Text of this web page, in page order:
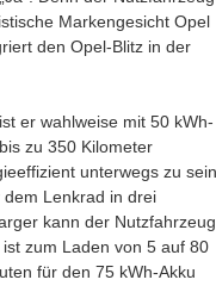
Markengesicht Opel
den Opel-Blitz in der
er wahlweise mit 50 kWh-
zu 350 Kilometer
unterwegs zu
Lenkrad in drei
kann der
zum Laden von 5 auf 80
für den 75 kWh-Akku